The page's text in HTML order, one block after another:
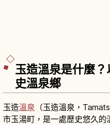
玉造溫泉是什麼
史溫泉鄉
玉造溫泉 （玉造溫泉，
市玉湯町，是一處歷史悠久